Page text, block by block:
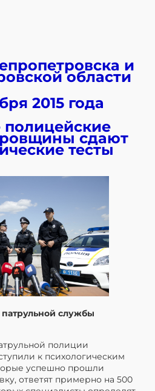
и
области
2015 года
сдают
тесты
службы
полиции
к психологическим
успешно прошли
ответят примерно на 500